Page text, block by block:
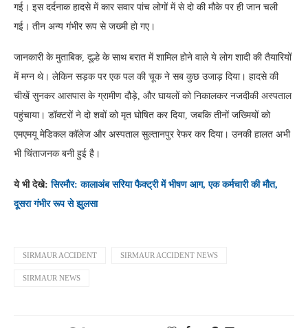
गई। इस दर्दनाक हादसे में कार सवार पांच लोगों में से दो की मौके पर ही जान चली
गई। तीन अन्य गंभीर रूप से जख्मी हो गए।
जानकारी के मुताबिक, दूल्हे के साथ बरात में शामिल होने वाले ये लोग शादी की तैयारियों
में मग्न थे। लेकिन सड़क पर एक पल की चूक ने सब कुछ उजाड़ दिया। हादसे की
चीखें सुनकर आसपास के ग्रामीण दौड़े, और घायलों को निकालकर नजदीकी अस्पताल
पहुंचाया। डॉक्टरों ने दो शवों को मृत घोषित कर दिया, जबकि तीनों जख्मियों को
एमएमयू मेडिकल कॉलेज और अस्पताल सुल्तानपुर रेफर कर दिया। उनकी हालत अभी
भी चिंताजनक बनी हुई है।
ये भी देखे:सिरमौर: कालाअंब सरिया फैक्ट्री में भीषण आग, एक कर्मचारी की मौत,
दूसरा गंभीर रूप से झुलसा
SIRMAUR ACCIDENT SIRMAUR ACCIDENT NEWS
SIRMAUR NEWS